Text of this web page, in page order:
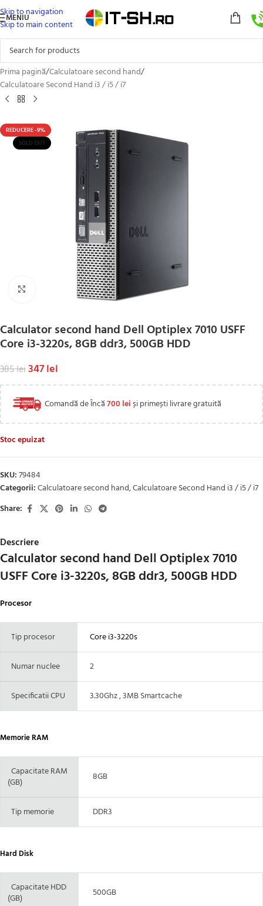
Skip to navigation
Skip to main content
MENIU
Prima pagină/Calculatoare second hand/
Calculatoare Second Hand i3 / i5 / i7
REDUCERE -9%
SOLD OUT
Click to enlarge
Calculator second hand Dell Optiplex 7010 USFF
Core i3-3220s, 8GB ddr3, 500GB HDD
385lei347lei
Comandă de Încă700 leiși primești livrare gratuită
Stoc epuizat
SKU:79484
Categorii:Calculatoare second hand,Calculatoare Second Hand i3 / i5 / i7
Share:
Descriere
Calculator second hand Dell Optiplex 7010
USFF Core i3-3220s, 8GB ddr3, 500GB HDD
Procesor
Tip procesor Core i3-3220s
Numar nuclee 2
Specificatii CPU 3.30Ghz , 3MB Smartcache
Memorie RAM
Capacitate RAM
(GB)
8GB
Tip memorie DDR3
Hard Disk
Capacitate HDD
(GB)
500GB